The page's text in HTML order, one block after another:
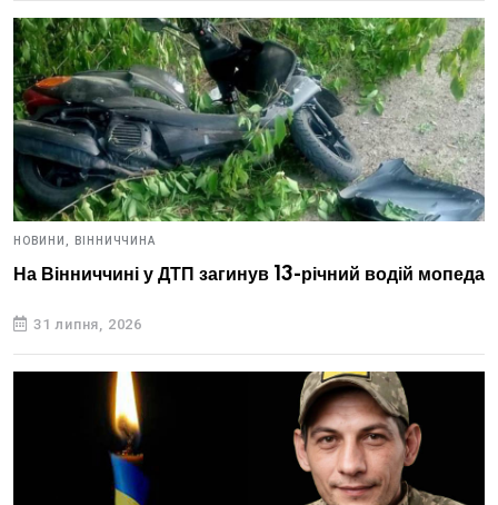
НОВИНИ, ВІННИЧЧИНА
На Вінниччині у ДТП загинув 13-річний водій мопеда
31 липня, 2026